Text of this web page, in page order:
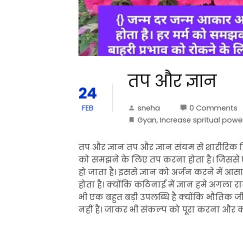
24
FEB
तप और ज्ञान
sneha 0 Comments
Gyan, Increase spritual
तप और ज्ञान तप और ज्ञान संयम से
को समझने के लिए तप करना होता है। जिससे
हो जाता है। इससे ज्ञान को अर्जन करने में
होता है। क्योंकि कठिनाई में ज्ञान हमे अगला
भी एक बहुत बड़ी उपलब्धि है क्योंकि
नहीं है। जाकर भी संकल्प को पूरा करना और